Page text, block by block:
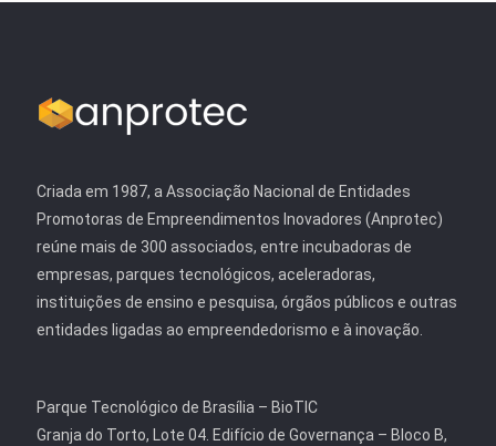
Criada em 1987, a Associação Nacional de Entidades
Promotoras de Empreendimentos Inovadores (Anprotec)
reúne mais de 300 associados, entre incubadoras de
empresas, parques tecnológicos, aceleradoras,
instituições de ensino e pesquisa, órgãos públicos e outras
entidades ligadas ao empreendedorismo e à inovação.
Parque Tecnológico de Brasília – BioTIC
Granja do Torto, Lote 04. Edifício de Governança – Bloco B,